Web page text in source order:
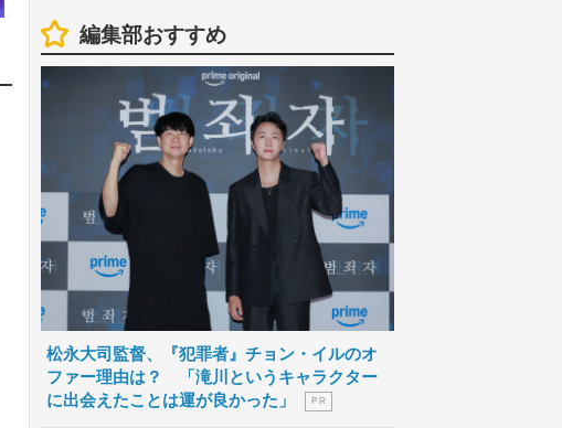
編集部おすすめ
松永大司監督、『犯罪者』チョン・イルのオ
ファー理由は？ 「滝川というキャラクター
に出会えたことは運が良かった」
P R